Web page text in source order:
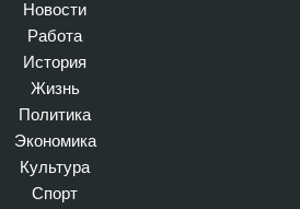
Новости
Работа
История
Жизнь
Политика
Экономика
Культура
Спорт